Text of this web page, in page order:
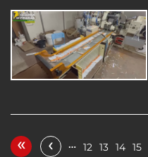
« ‹ … 12 13 14 15